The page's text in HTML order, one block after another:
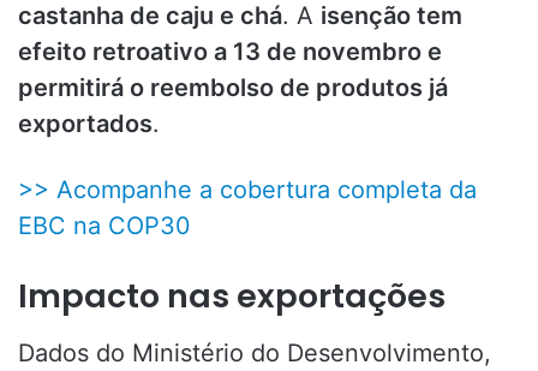
castanha de caju e chá. A isenção tem
efeito retroativo a 13 de novembro e
permitirá o reembolso de produtos já
exportados.
>> Acompanhe a cobertura completa da
EBC na COP30
Impacto nas exportações
Dados do Ministério do Desenvolvimento,